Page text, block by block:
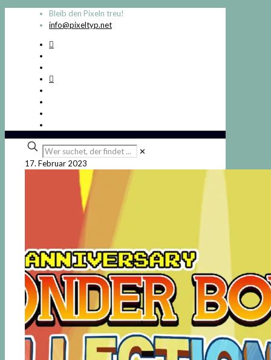
Bleib den Pixeln treu!
info@pixeltyp.net
Wer
suchet,
der
✕
17. Februar 2023